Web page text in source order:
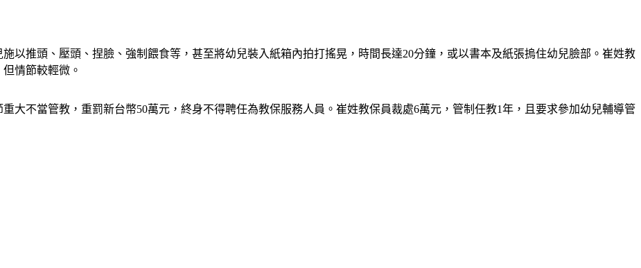
以推頭、壓頭、捏臉、強制餵食等，甚至將幼兒裝入紙箱內拍打搖晃，時間長達20分鐘，或以書本及紙張摀住幼兒臉部。崔姓教
情節較輕微。
大不當管教，重罰新台幣50萬元，終身不得聘任為教保服務人員。崔姓教保員裁處6萬元，管制任教1年，且要求參加幼兒輔導管